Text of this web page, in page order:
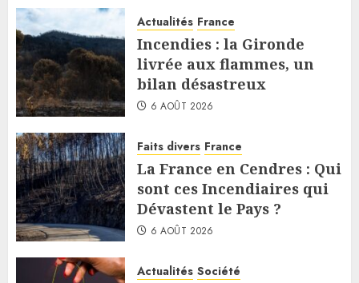
Actualités France
Incendies : la Gironde
livrée aux flammes, un
bilan désastreux
6 AOÛT 2026
Faits divers France
La France en Cendres : Qui
sont ces Incendiaires qui
Dévastent le Pays ?
6 AOÛT 2026
Actualités Société